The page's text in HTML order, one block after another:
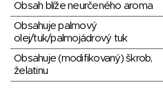
Obsah blíže neurčeného aroma
Obsahuje palmový
olej/tuk/palmojádrový tuk
Obsahuje (modifikovaný) škrob,
želatinu